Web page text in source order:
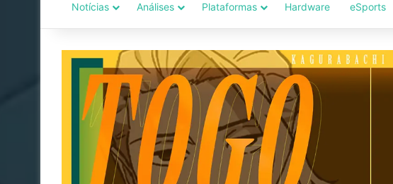
Notícias Análises Plataformas Hardware eSports